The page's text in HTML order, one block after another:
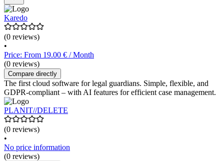
Karedo
(0 reviews)
•
Price: From 19.00 € / Month
(0 reviews)
Compare directly
The first cloud software for legal guardians. Simple, flexible, and
GDPR-compliant – with AI features for efficient case management.
PLANIT//DELETE
(0 reviews)
•
No price information
(0 reviews)